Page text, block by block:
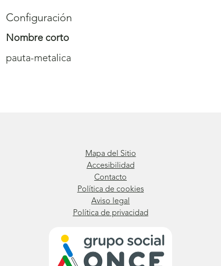
Configuración
Nombre corto
pauta-metalica
Mapa del Sitio
Accesibilidad
Contacto
Política de cookies
Aviso legal
Política de privacidad